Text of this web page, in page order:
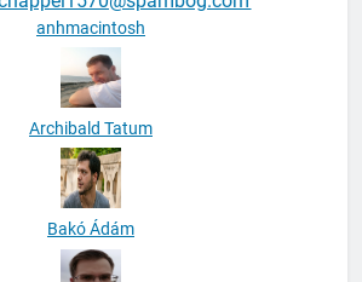
anhmacintosh
Archibald Tatum
Bakó Ádám